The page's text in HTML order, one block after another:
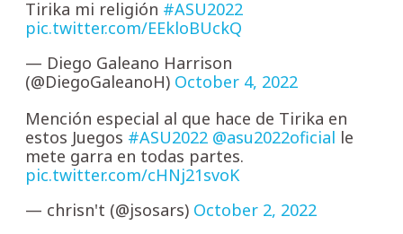
Tirika mi religión #ASU2022
pic.twitter.com/EEkloBUckQ
— Diego Galeano Harrison
(@DiegoGaleanoH) October 4, 2022
Mención especial al que hace de Tirika en
estos Juegos #ASU2022 @asu2022oficial le
mete garra en todas partes.
pic.twitter.com/cHNj21svoK
— chrisn't (@jsosars) October 2, 2022